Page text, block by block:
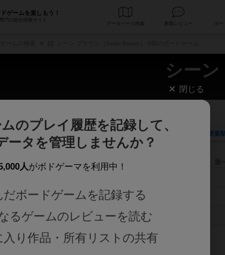
ゲームを楽しもう！
門の総合情報サイト
データベース
シーン
表示 更新
デザイナー名、テーマ名、メカニクス名を対象にフリーワード検索ができま
ゲームデザイナー名を指定して検索できます。
ゲームデザイナー
。 世界観や登場人物などモチーフ・
テーマ/フレーバー
閉じる
のプレイ履歴を記録して、
ータを管理しませんか？
人がボドゲーマを利用中！
だボードゲームを記録する
るゲームのレビューを読む
入り作品・所有リストの共有